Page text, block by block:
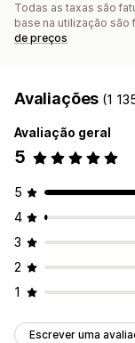
Todas as taxas são
base na utilização são
de preços
Avaliações (1
Avaliação geral
5
5
4
3
2
1
Escrever uma